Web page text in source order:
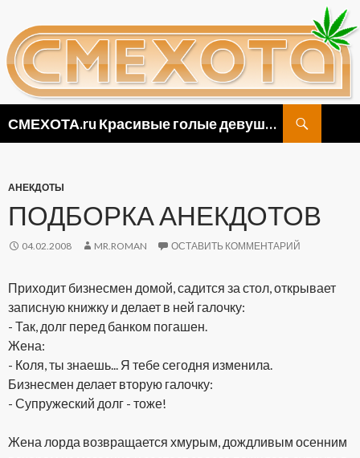
СМЕХОТА.ru Красивые голые девушки, прикольные картинки ню и видео приколы
АНЕКДОТЫ
ПОДБОРКА АНЕКДОТОВ
04.02.2008 MR.ROMAN ОСТАВИТЬ КОММЕНТАРИЙ
Приходит бизнесмен домой, садится за стол, открывает
записную книжку и делает в ней галочку:
- Так, долг перед банком погашен.
Жена:
- Коля, ты знаешь... Я тебе сегодня изменила.
Бизнесмен делает вторую галочку:
- Супружеский долг - тоже!
Жена лорда возвращается хмурым, дождливым осенним